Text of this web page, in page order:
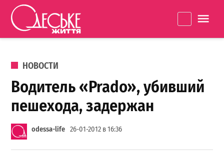
Перейти к содержанию
життя
ОПУБЛИКОВАНО В
НОВОСТИ
Водитель «Prado», убивший
пешехода, задержан
odessa-life 26-01-2012 в 16:36